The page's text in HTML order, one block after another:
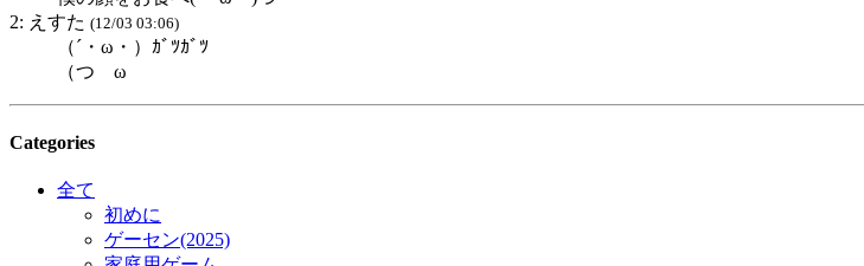
2: えすた (12/03 03:06)
（´・ω・）ｶﾞﾂｶﾞﾂ
（つ ω
Categories
全て
初めに
ゲーセン(2025)